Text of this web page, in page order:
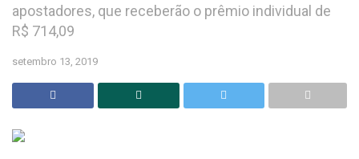
apostadores, que receberão o prêmio individual de
R$ 714,09
setembro 13, 2019